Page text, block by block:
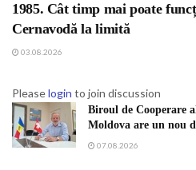
1985. Cât timp mai poate
Cernavodă la limită
03.08.2026
Pleaselogin to join discussion
Biroul de Cooperare
Moldova are un nou
07.08.2026